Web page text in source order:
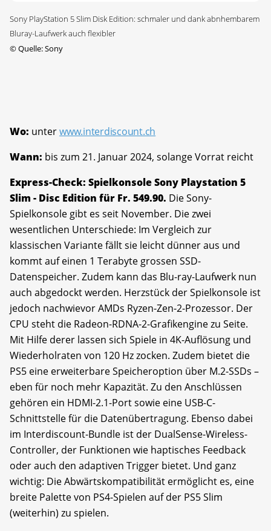
Sony PlayStation 5 Slim Disk Edition: schmaler und dank abnhembarem
Bluray-Laufwerk auch flexibler
©Quelle: Sony
Wo: unterwww.interdiscount.ch
Wann: bis zum 21. Januar 2024, solange Vorrat reicht
Express-Check: Spielkonsole Sony Playstation 5
Slim - Disc Edition für Fr. 549.90. Die Sony-
Spielkonsole gibt es seit November. Die zwei
wesentlichen Unterschiede: Im Vergleich zur
klassischen Variante fällt sie leicht dünner aus und
kommt auf einen 1 Terabyte grossen SSD-
Datenspeicher. Zudem kann das Blu-ray-Laufwerk nun
auch abgedockt werden. Herzstück der Spielkonsole ist
jedoch nachwievor AMDs Ryzen-Zen-2-Prozessor. Der
CPU steht die Radeon-RDNA-2-Grafikengine zu Seite.
Mit Hilfe derer lassen sich Spiele in 4K-Auflösung und
Wiederholraten von 120 Hz zocken. Zudem bietet die
PS5 eine erweiterbare Speicheroption über M.2-SSDs –
eben für noch mehr Kapazität. Zu den Anschlüssen
gehören ein HDMI-2.1-Port sowie eine USB-C-
Schnittstelle für die Datenübertragung. Ebenso dabei
im Interdiscount-Bundle ist der DualSense-Wireless-
Controller, der Funktionen wie haptisches Feedback
oder auch den adaptiven Trigger bietet. Und ganz
wichtig: Die Abwärtskompatibilität ermöglicht es, eine
breite Palette von PS4-Spielen auf der PS5 Slim
(weiterhin) zu spielen.